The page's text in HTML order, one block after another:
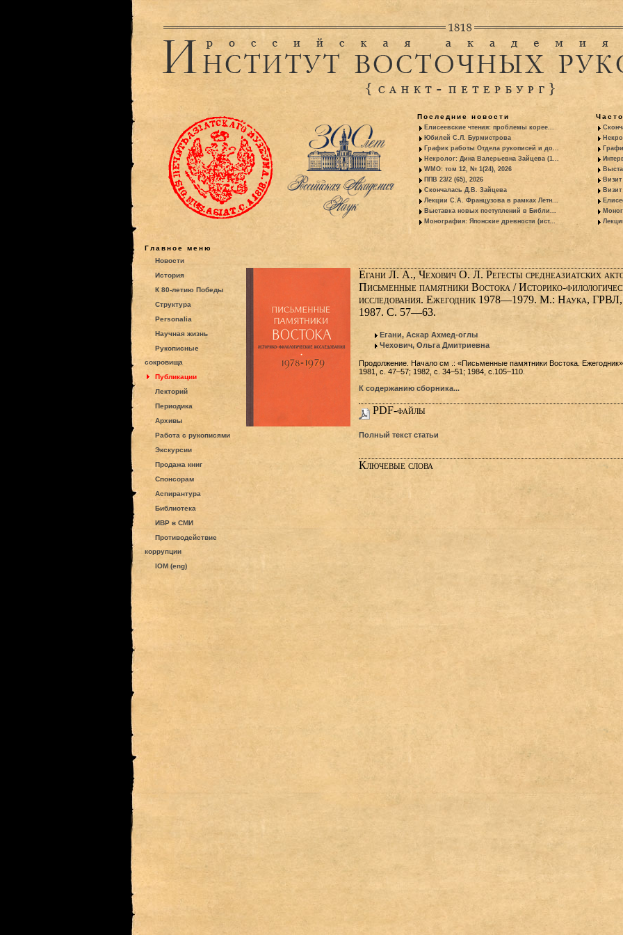
Последние новости
Елисеевские чтения: проблемы корее...
Юбилей С.Л. Бурмистрова
График работы Отдела рукописей и до...
Некролог: Дина Валерьевна Зайцева (1...
WMO: том 12, № 1(24), 2026
ППВ 23/2 (65), 2026
Скончалась Д.В. Зайцева
Лекции С.А. Французова в рамках Летн...
Выставка новых поступлений в Библи...
Монография: Японские древности (ист...
Главное меню
Новости
История
К 80-летию Победы
Структура
Personalia
Научная жизнь
Рукописные
сокровища
Публикации
Лекторий
Периодика
Архивы
Работа с рукописями
Экскурсии
Продажа книг
Спонсорам
Аспирантура
Библиотека
ИВР в СМИ
Противодействие
коррупции
IOM (eng)
Егани Л. А., Чехович О. Л. Регесты среднеазиатских
Письменные памятники Востока / Историко-
исследования. Ежегодник 1978—1979. М.: Наука, ГРВЛ,
1987. С. 57—63.
Егани, Аскар Ахмед-оглы
Чехович, Ольга Дмитриевна
Продолжение. Начало см .: «Письменные памятники Востока.
1981, с. 47‒57; 1982, с. 34‒51; 1984, с.105‒110.
К содержанию сборника...
PDF-файлы
Полный текст статьи
Ключевые слова